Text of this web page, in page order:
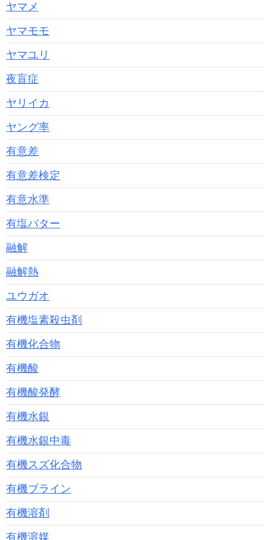
ヤマメ
ヤマモモ
ヤマユリ
夜盲症
ヤリイカ
ヤング率
有意差
有意差検定
有意水準
有塩バター
融解
融解熱
ユウガオ
有機塩素殺虫剤
有機化合物
有機酸
有機酸発酵
有機水銀
有機水銀中毒
有機スズ化合物
有機ブライン
有機溶剤
有機溶媒